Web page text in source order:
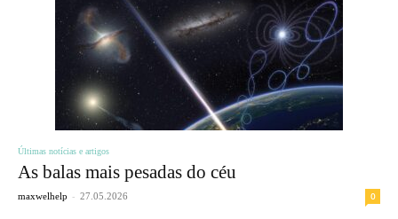
Últimas notícias e artigos
As balas mais pesadas do céu
maxwelhelp - 27.05.2026 0